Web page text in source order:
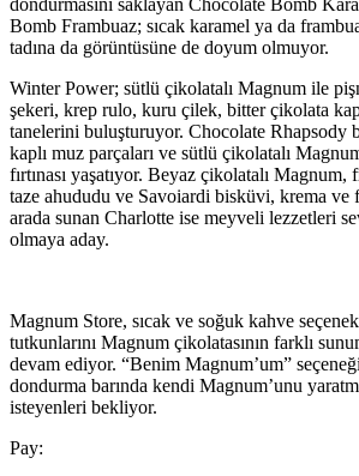
Bomb Frambuaz; sıcak karamel ya da
tadına da görüntüsüne de doyum olmuyor.
Winter Power; sütlü çikolatalı Magnum ile
şekeri, krep rulo, kuru çilek, bitter çikolata
tanelerini buluşturuyor. Chocolate Rhapsody
kaplı muz parçaları ve sütlü çikolatalı
fırtınası yaşatıyor. Beyaz çikolatalı Magnum,
taze ahududu ve Savoiardi bisküvi, krema ve
arada sunan Charlotte ise meyveli lezzetleri
olmaya aday.
Magnum Store, sıcak ve soğuk kahve
tutkunlarını Magnum çikolatasının farklı
devam ediyor. “Benim Magnum’um”
dondurma barında kendi Magnum’unu
isteyenleri bekliyor.
Pay: